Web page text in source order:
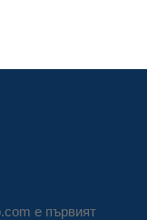
е първият